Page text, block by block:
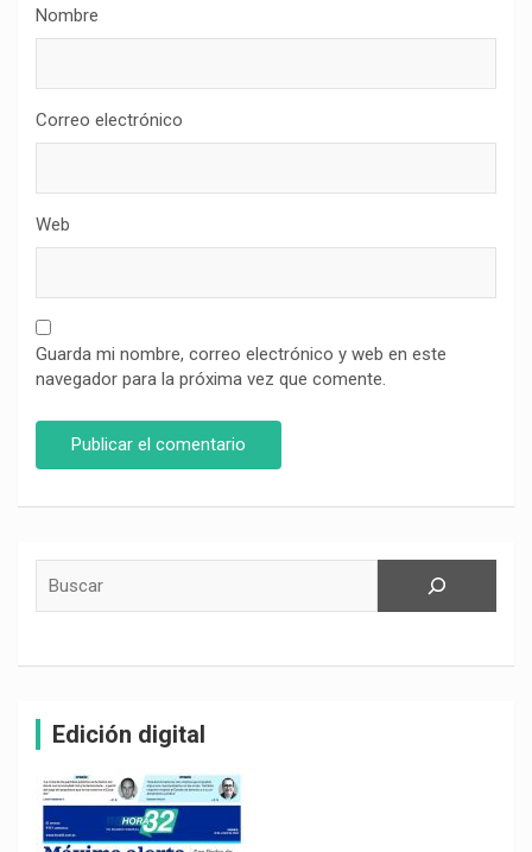
Nombre
Correo electrónico
Web
Guarda mi nombre, correo electrónico y web en este
navegador para la próxima vez que comente.
Edición digital